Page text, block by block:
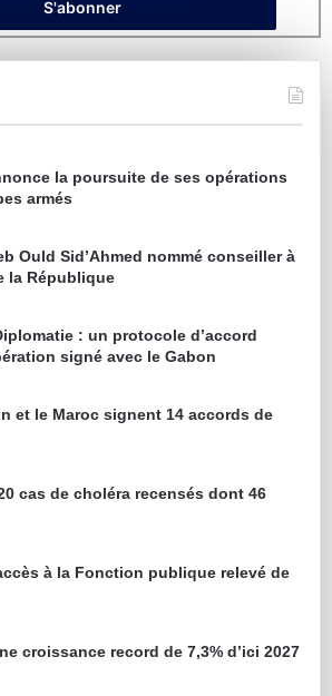
la poursuite de ses opérations
armés
Ould Sid’Ahmed nommé conseiller à
la République
: un protocole d’accord
signé avec le Gabon
et le Maroc signent 14 accords de
cas de choléra recensés dont 46
à la Fonction publique relevé de
croissance record de 7,3% d’ici 2027